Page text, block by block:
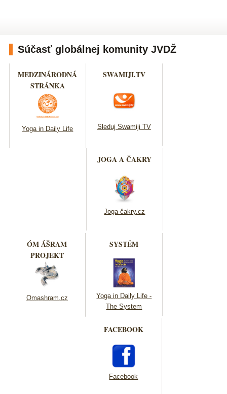
Súčasť globálnej komunity JVDŽ
MEDZINÁRODNÁ
STRÁNKA
Yoga in Daily Life
SWAMIJI.TV
Sleduj Swamiji TV
JOGA A ČAKRY
Joga-čakry.cz
ÓM ÁŠRAM
PROJEKT
Omashram.cz
SYSTÉM
Yoga in Daily Life -
The System
FACEBOOK
Facebook